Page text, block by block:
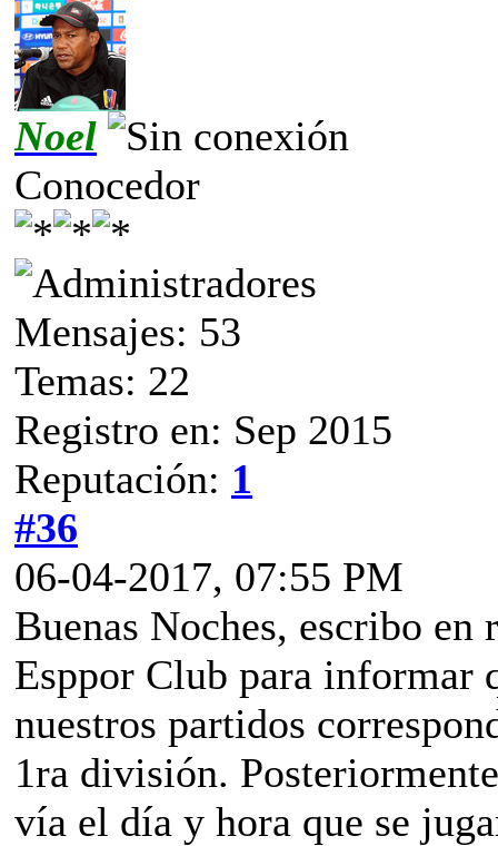
Noel
Conocedor
Mensajes: 53
Temas: 22
Registro en: Sep 2015
Reputación: 1
#36
06-04-2017, 07:55 PM
Buenas Noches, escribo
Esppor Club para informar
nuestros partidos
1ra división.
vía el día y hora que se